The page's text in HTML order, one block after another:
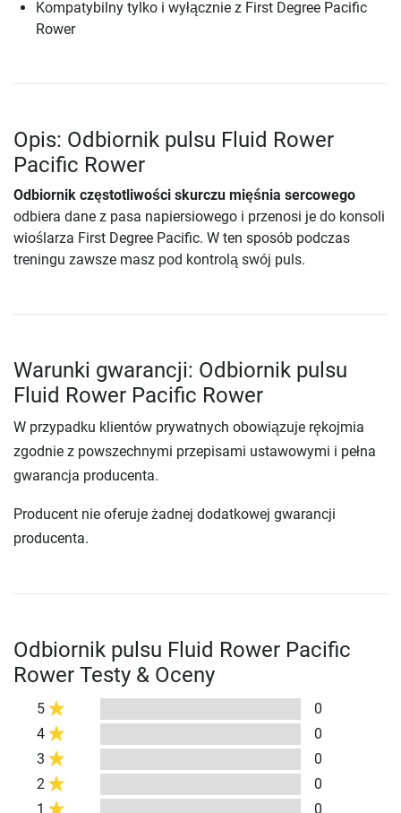
Kompatybilny tylko i wyłącznie z First Degree Pacific
Rower
Opis: Odbiornik pulsu Fluid Rower
Pacific Rower
Odbiornik częstotliwości skurczu mięśnia sercowego
odbiera dane z pasa napiersiowego i przenosi je do konsoli
wioślarza First Degree Pacific. W ten sposób podczas
treningu zawsze masz pod kontrolą swój puls.
Warunki gwarancji: Odbiornik pulsu
Fluid Rower Pacific Rower
W przypadku klientów prywatnych obowiązuje rękojmia
zgodnie z powszechnymi przepisami ustawowymi i pełna
gwarancja producenta.
Producent nie oferuje żadnej dodatkowej gwarancji
producenta.
Odbiornik pulsu Fluid Rower Pacific
Rower Testy & Oceny
5
0
4
0
3
0
2
0
1
0